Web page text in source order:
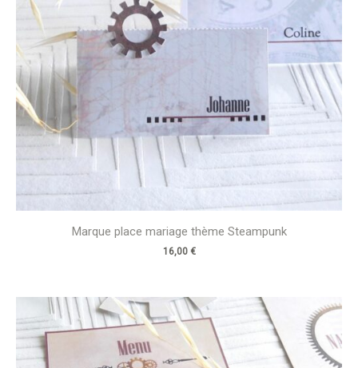
Marque place mariage thème Steampunk
16,00 €
Plage
prix :
2,20 €
à
2,50 €